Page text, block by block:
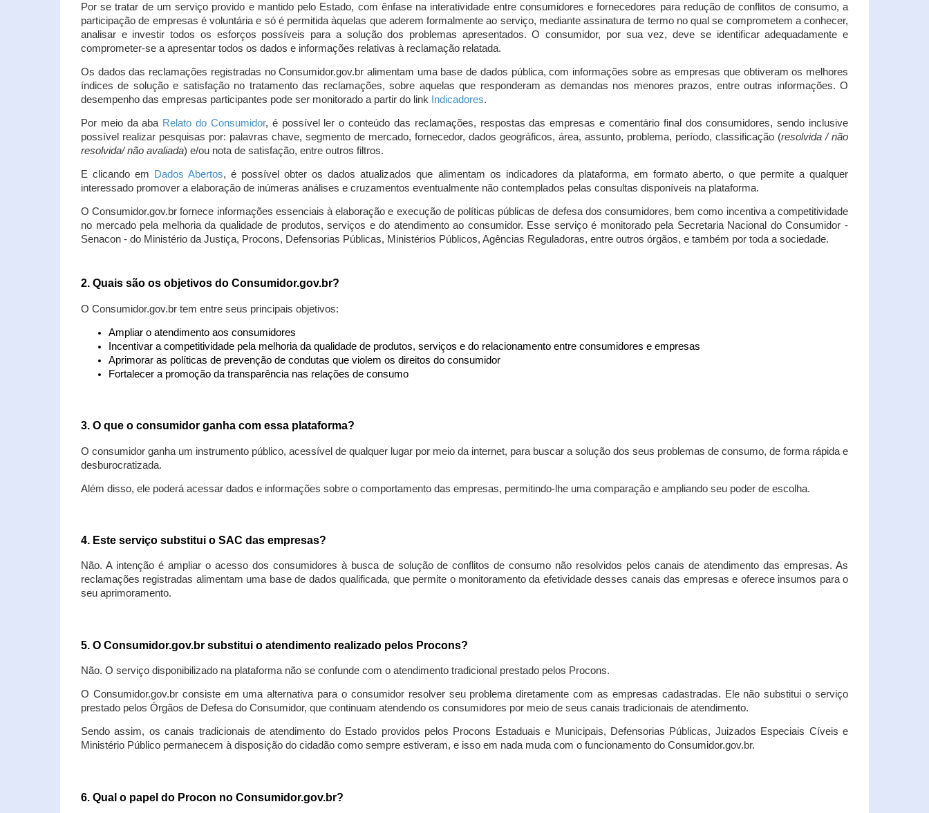
Por se tratar de um serviço provido e mantido pelo Estado, com ênfase na interatividade entre consumidores e fornecedores para redução de conflitos de consumo, a
participação de empresas é voluntária e só é permitida àquelas que aderem formalmente ao serviço, mediante assinatura de termo no qual se comprometem a conhecer,
analisar e investir todos os esforços possíveis para a solução dos problemas apresentados. O consumidor, por sua vez, deve se identificar adequadamente e
comprometer-se a apresentar todos os dados e informações relativas à reclamação relatada.
Os dados das reclamações registradas no Consumidor.gov.br alimentam uma base de dados pública, com informações sobre as empresas que obtiveram os melhores
índices de solução e satisfação no tratamento das reclamações, sobre aquelas que responderam as demandas nos menores prazos, entre outras informações. O
desempenho das empresas participantes pode ser monitorado a partir do link
Indicadores.
Por meio da aba Relato do Consumidor, é possível ler o conteúdo das reclamações, respostas das empresas e comentário final dos consumidores, sendo inclusive
possível realizar pesquisas por: palavras chave, segmento de mercado, fornecedor, dados geográficos, área, assunto, problema, período, classificação (resolvida / não
resolvida/ não avaliada) e/ou nota de satisfação, entre outros filtros.
E clicando em Dados Abertos, é possível obter os dados atualizados que alimentam os indicadores da plataforma, em formato aberto, o que permite a qualquer
interessado promover a elaboração de inúmeras análises e cruzamentos eventualmente não contemplados pelas consultas disponíveis na plataforma.
O Consumidor.gov.br fornece informações essenciais à elaboração e execução de políticas públicas de defesa dos consumidores, bem como incentiva a competitividade
no mercado pela melhoria da qualidade de produtos, serviços e do atendimento ao consumidor. Esse serviço é monitorado pela Secretaria Nacional do Consumidor -
Senacon - do Ministério da Justiça, Procons, Defensorias Públicas, Ministérios Públicos, Agências Reguladoras, entre outros órgãos, e também por toda a sociedade.
2. Quais são os objetivos do Consumidor.gov.br?
O Consumidor.gov.br tem entre seus principais objetivos:
Ampliar o atendimento aos consumidores
Incentivar a competitividade pela melhoria da qualidade de produtos, serviços e do relacionamento entre consumidores e empresas
Aprimorar as políticas de prevenção de condutas que violem os direitos do consumidor
Fortalecer a promoção da transparência nas relações de consumo
3. O que o consumidor ganha com essa plataforma?
O consumidor ganha um instrumento público, acessível de qualquer lugar por meio da internet, para buscar a solução dos seus problemas de consumo, de forma rápida e
desburocratizada.
Além disso, ele poderá acessar dados e informações sobre o comportamento das empresas, permitindo-lhe uma comparação e ampliando seu poder de escolha.
4. Este serviço substitui o SAC das empresas?
Não. A intenção é ampliar o acesso dos consumidores à busca de solução de conflitos de consumo não resolvidos pelos canais de atendimento das empresas. As
reclamações registradas alimentam uma base de dados qualificada, que permite o monitoramento da efetividade desses canais das empresas e oferece insumos para o
seu aprimoramento.
5. O Consumidor.gov.br substitui o atendimento realizado pelos Procons?
Não. O serviço disponibilizado na plataforma não se confunde com o atendimento tradicional prestado pelos Procons.
O Consumidor.gov.br consiste em uma alternativa para o consumidor resolver seu problema diretamente com as empresas cadastradas. Ele não substitui o serviço
prestado pelos Órgãos de Defesa do Consumidor, que continuam atendendo os consumidores por meio de seus canais tradicionais de atendimento.
Sendo assim, os canais tradicionais de atendimento do Estado providos pelos Procons Estaduais e Municipais, Defensorias Públicas, Juizados Especiais Cíveis e
Ministério Público permanecem à disposição do cidadão como sempre estiveram, e isso em nada muda com o funcionamento do Consumidor.gov.br.
6. Qual o papel do Procon no Consumidor.gov.br?